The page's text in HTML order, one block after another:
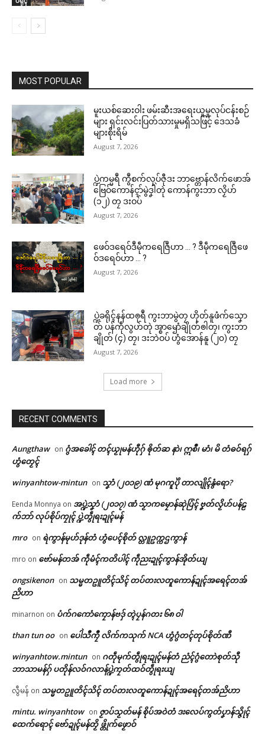
ဌာန်ပရိုၚ်ဗၠးၜးမန်
ရုဲစှ်
ပရိုၚ်လက္ကရဴအိုတ်
🏛 လညာတ်ပါ်ပဲါ
ညးဒါန်လိက်
ဗွဳဒဳယဵု
ကေတ်အဆက်
ပေဲါသဳကၠဳ အကြာဇြဟတ်ဓရိုဟ်
ပၞာန်
In "ဂလာန်ညးဒါန်လိက်"
ဗီုလဵုပံက်အာ ပွံက်အဓိပ္ပဲါၜိုဟ်လ
လမ်ရော …
May 18, 2026
In "လိက်ပရေၚ်"
MOST POPULAR
မူးယစ်ဆေးဝါး ဖမ်းဆီးအရေးယူမှုလုပ်ငန်းစဉ်
များ ရှင်းလင်းပြတ်သားမှုမရှိသဖြင့် ဒေသခံ
များစိုးရိမ်
August 7, 2026
ပ္ဍဲကမ္မရဳ ကွဳစက်လုပ်ဇီုဒး ဘာဗ္တောန်လိက်ဖောအ်
ဗြေဝ်ကောန်ၚာ်မွဲဒၞါဲတုဲ ကောန်ကွးဘာ လၟိဟ်
(၁၂) တၠ ဒးဝပ်
August 7, 2026
ဖေဝ်ဒရေဝ်ဒဳမဵုကရေဇြဳဟာ … ? ဒဳမဵုကရေဇြဳဖေ
ဝ်ဒရေဝ်ဟာ … ?
August 7, 2026
ပ္ဍဲခရိုၚ်နန်ထၜုရဳ ကွးဘာမွဲတၠ ဟိုတ်နူဖံက်သၞော
တ် ပန်ကဵုလွဟ်တုဲ အ္စာၝောံချိုတ်ၜါတၠ၊ ကွးဘာ
ချိုတ် (၄) တၠ၊ ဒးဘဲဝပ် ဟွံအောန်နူ (၂၀) တၠ
August 7, 2026
Load more
RECENT COMMENTS
Aungthaw on ဂွံအခေါၚ် တၚ်ယၟုမန်ဟီုဂှ် ၜိုတ်ဆ နာဲ၊ ဣစဳ၊ မာံ၊ မိ တံဓဝ်ရဂှ်
ဟွံတၟေၚ်
winyanhtow-mintun on သၞာံ (၂၀၁၉) ဏံ မုဂကူပိုဲ တာလျိုၚ်နွံရော?
Eenda Monnya on အပ္ဍဲသၞာံ (၂၀၁၇) ဏံ သၟာကမၠောန်ဆုဲပြံၚ် ဗၞတ်လၟိဟ်ပန်ဠ
က်ဘာ် လုပ်စိုပ်ကၠုၚ် ပ္ဍဲတွဵုရးဍုၚ်မန်
mro on ရဲကွာန်မုဟ်ဒုန်တံ ဟွံပေၚ်စိုတ် လ္တူဥက္ကဌကွာန်
mro on ဗော်မန်တအ် ကဵုမံၚ်ကတိပါၚ် ကဵုညးဍုၚ်ကွာန်အိုတ်ယျ
ongsikenon on သမ္မတဥူတိၚ်သိၚ် တပ်တးလတူကောန်ဍုၚ်အရေၚ်တအ်
ညိဟာ
minarnon on ပံက်ဂကောံကၠောန်ဗဒှ် တ္ၚဲပၠန်ဂတး ၆၈ ဝါ
than tun oo on ပေါဲသဳကၠဳ လိက်ကသုက် NCA ဟွံဂွံတၚ်တုပ်စိုတ်ဏီ
winyanhtow.mintun on ဂတဵုမုက်တွဵုရးဍုၚ်မန်တံ ညံၚ်ဂွံတောဲစုတ်သီု
ဘာသာမန်ဂှ် ပတိုန်လဝ်ဂလာန်ပ္ဍဲကၠတ်ထဝ်တွဵုရးယျ
လွီမန် on သမ္မတဥူတိၚ်သိၚ် တပ်တးလတူကောန်ဍုၚ်အရေၚ်တအ်ညိဟာ
mintu. winyanhtow on ဇၟာပ်သၟတ်မန် စိုပ်အဝဲတံ ဒးလေပ်ကွတ်ပၞာန်သ္ဇိုၚ်
ထေက်ရောၚ် ဗော်ဍုၚ်မန်တၟိ ဖ္တိုက်ဖၟောဝ်